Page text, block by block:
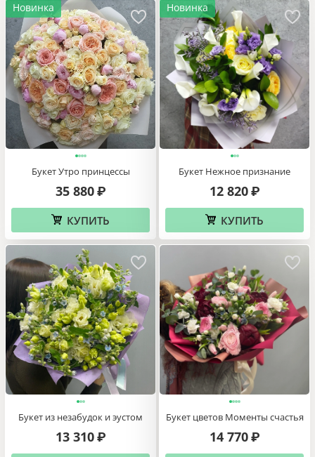
Новинка
Букет Утро принцессы
35 880 ₽
КУПИТЬ
Новинка
Букет Нежное признание
12 820 ₽
КУПИТЬ
Букет из незабудок и эустом
13 310 ₽
Букет цветов Моменты счастья
14 770 ₽